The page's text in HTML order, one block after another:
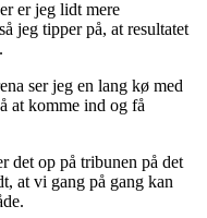
er jeg lidt mere
jeg tipper på, at resultatet
ser jeg en lang kø med
at komme ind og få
det op på tribunen på det
at vi gang på gang kan